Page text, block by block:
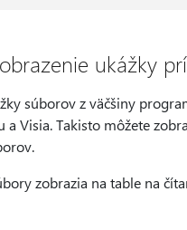
ukážky
súborov z väčšiny
a Visia. Takisto môžete
zobrazia na table na